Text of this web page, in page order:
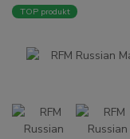
TOP produkt